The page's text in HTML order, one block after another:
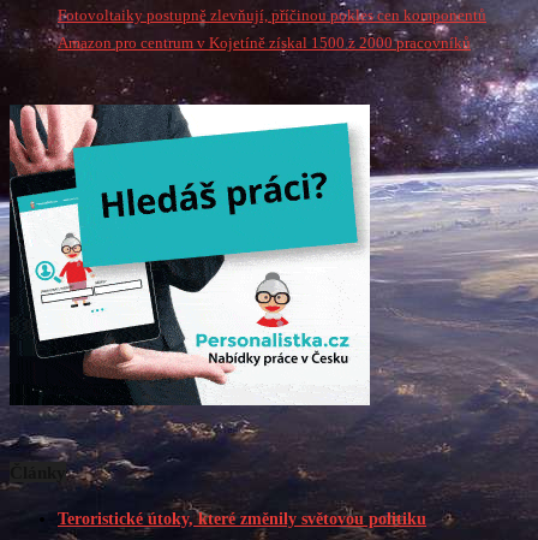
Fotovoltaiky postupně zlevňují, příčinou pokles cen komponentů
Amazon pro centrum v Kojetíně získal 1500 z 2000 pracovníků
Teroristické útoky, které změnily světovou politiku